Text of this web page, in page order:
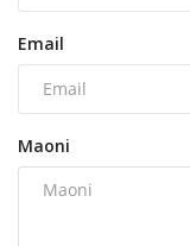
Email
Maoni